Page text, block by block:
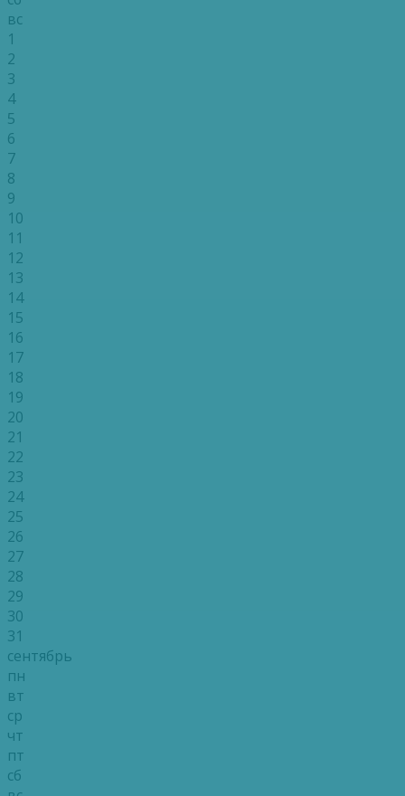
вс
1
2
3
4
5
6
7
8
9
10
11
12
13
14
15
16
17
18
19
20
21
22
23
24
25
26
27
28
29
30
31
сентябрь
пн
вт
ср
чт
пт
сб